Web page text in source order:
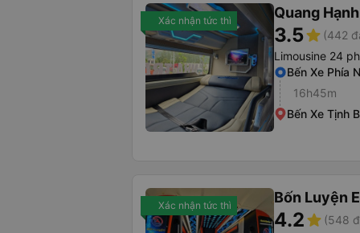
Xác nhận tức thì Quang
3.5star (442
Limousine 24
Bến Xe Phía
16h45m
Bến Xe Tịnh
Xác nhận tức thì Bốn Luyện
4.2star (548